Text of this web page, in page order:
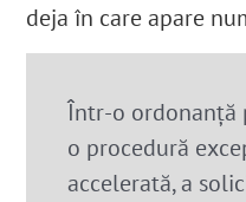
deja în care apare
Într-o ordonanță
o procedură
accelerată, a